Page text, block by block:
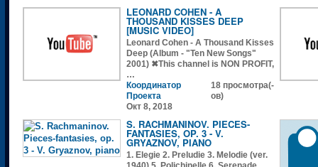
LEONARD COHEN - A
THOUSAND KISSES DEEP
[MUSIC VIDEO]
Leonard Cohen - A Thousand Kisses
Deep (Album - "Ten New Songs"
2001) ✖This channel is NON PROFIT,
…
Координатор
Проекта
Окт 8, 2018
18 просмотра(-
ов)
S. RACHMANINOV. PIECES-
FANTASIES, OP. 3 - V.
GRYAZNOV, PIANO
1. Elegie 2. Preludie 3. Melodie (ver.